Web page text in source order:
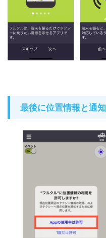
最後に位置情報と通知